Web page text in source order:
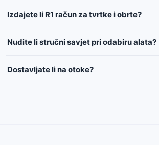
Izdajete li R1 račun za tvrtke i obrte?
Nudite li stručni savjet pri odabiru alata?
Dostavljate li na otoke?